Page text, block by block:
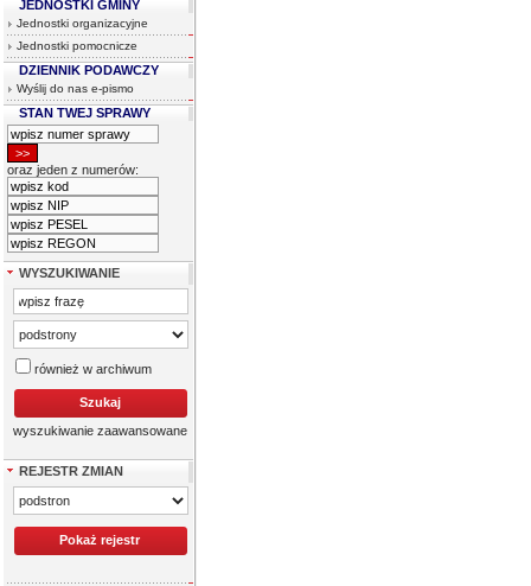
JEDNOSTKI GMINY
Jednostki organizacyjne
Jednostki pomocnicze
DZIENNIK PODAWCZY
Wyślij do nas e-pismo
STAN TWEJ SPRAWY
oraz jeden z numerów:
WYSZUKIWANIE
również w archiwum
wyszukiwanie zaawansowane
REJESTR ZMIAN